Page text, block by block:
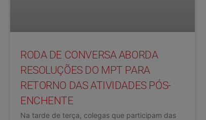
RODA DE CONVERSA ABORDA
RESOLUÇÕES DO MPT PARA
RETORNO DAS ATIVIDADES PÓS-
ENCHENTE
Na tarde de terça, colegas que participam das